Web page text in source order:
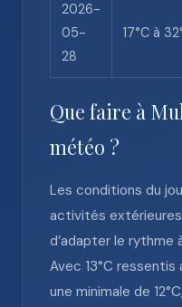
2026-
05-
28
17°C à
Que faire à
météo ?
Les conditions du
activités extérieures
d’adapter le rythme
Avec 13°C
une minimale de